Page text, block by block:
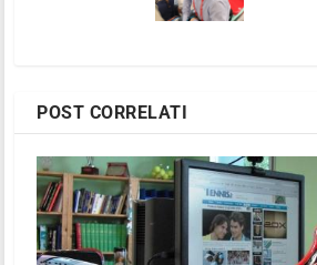
POST CORRELATI